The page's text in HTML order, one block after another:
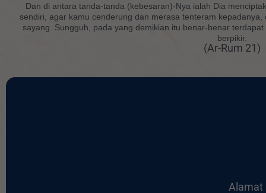
Dan di antara tanda-tanda (kebesaran)-Nya ialah Dia
sendiri, agar kamu cenderung dan merasa tenteram
sayang. Sungguh, pada yang demikian itu benar-benar
berpikir.
(Ar-Rum 21)
Alamat